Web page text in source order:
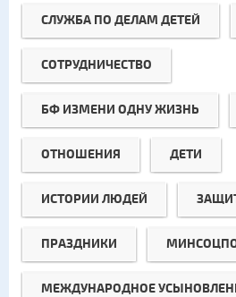
СЛУЖБА ПО ДЕЛАМ ДЕТЕЙ
СОТРУДНИЧЕСТВО
БФ ИЗМЕНИ ОДНУ ЖИЗНЬ
ОТНОШЕНИЯ ДЕТИ
ИСТОРИИ ЛЮДЕЙ
ПРАЗДНИКИ
МЕЖДУНАРОДНОЕ